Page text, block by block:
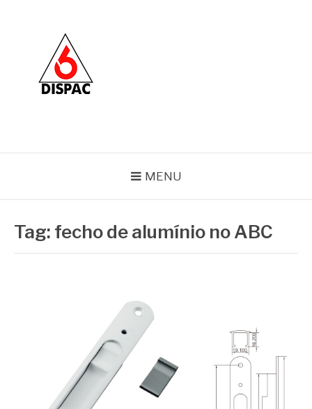
MENU
Tag: fecho de alumínio no ABC